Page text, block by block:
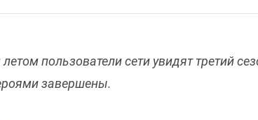
пользователи сети увидят третий
завершены.